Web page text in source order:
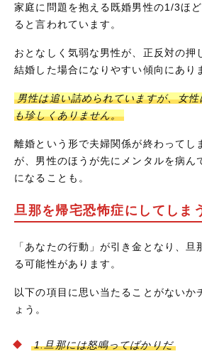
家庭に問題を抱える既婚男性の1/3ほ
ると言われています。
おとなしく気弱な男性が、正反対の押
結婚した場合になりやすい傾向にあり
男性は追い詰められていますが、女
も珍しくありません。
離婚という形で夫婦関係が終わってし
が、男性のほうが先にメンタルを病ん
になることも。
旦那を帰宅恐怖症にしてしま
「あなたの行動」が引き金となり、旦
る可能性があります。
以下の項目に思い当たることがないか
ょう。
1.旦那には怒鳴ってばかりだ